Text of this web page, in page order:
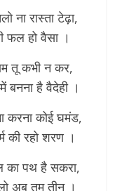
ना रास्ता टेढ़ा,
फल हो वैसा ।
तू कभी न कर,
बनना है वैदेही ।
करना कोई घमंड,
की रहो शरण ।
का पथ है सकरा,
अब तुम तीन ।